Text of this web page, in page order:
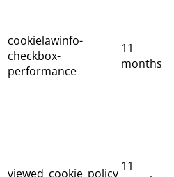
cookielawinfo-
checkbox-
performance
11
months
viewed_cookie_policy 11